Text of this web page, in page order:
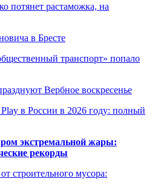
потянет растаможка, на
в Бресте
транспорт» попало
Вербное воскресенье
в России в 2026 году: полный
экстремальной жары:
рекорды
строительного мусора: